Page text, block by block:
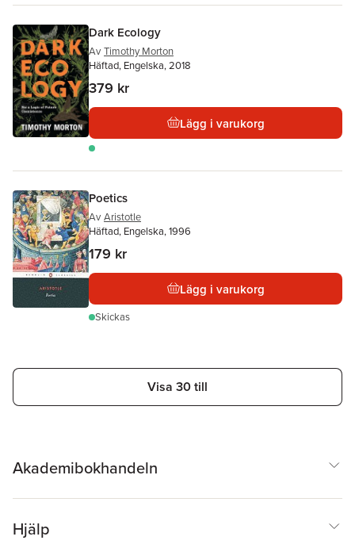
Dark Ecology
Av Timothy Morton
Häftad, Engelska, 2018
379 kr
Lägg i varukorg
Poetics
Av Aristotle
Häftad, Engelska, 1996
179 kr
Lägg i varukorg
Skickas
Visa 30 till
Akademibokhandeln
Hjälp